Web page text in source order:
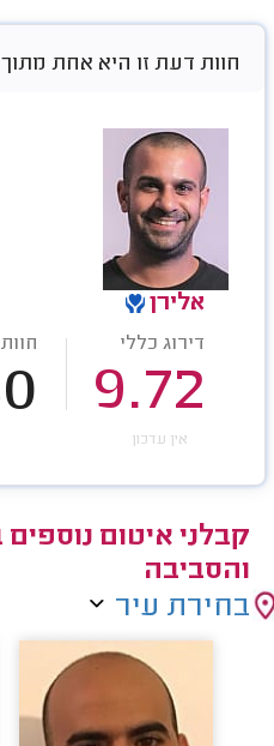
חוות דעת זו היא אחת מתוך 540 על עסק זה:
אלירן
דירוג כללי
9.72
אין עדכון
קבלני איטום
והסביבה
בחירת עיר